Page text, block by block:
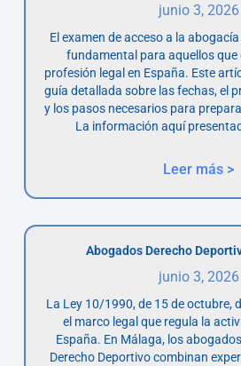
junio 3, 2026
El examen de acceso a la
fundamental para aquellos que
profesión legal en España. Este
guía detallada sobre las fechas, el
y los pasos necesarios para
La información aquí
Leer más >
Abogados Derecho
junio 3, 2026
La Ley 10/1990, de 15 de octubre,
el marco legal que regula la
España. En Málaga, los
Derecho Deportivo combinan